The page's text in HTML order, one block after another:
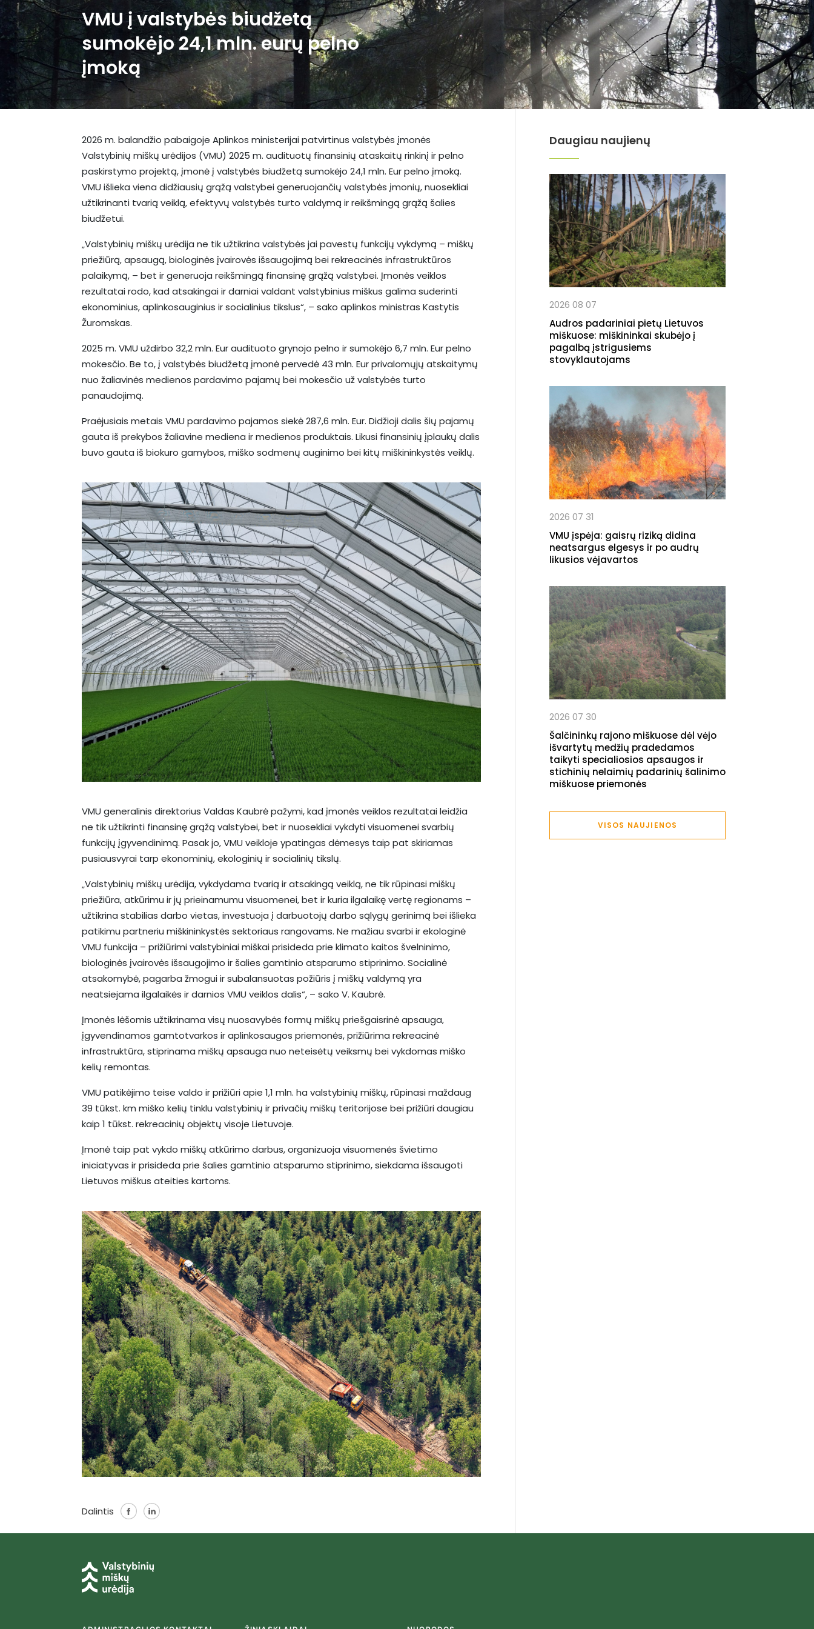
VMU į valstybės biudžetą
sumokėjo 24,1 mln. eurų pelno
įmoką
2026 m. balandžio pabaigoje Aplinkos ministerijai patvirtinus valstybės įmonės
Valstybinių miškų urėdijos (VMU) 2025 m. audituotų finansinių ataskaitų rinkinį ir pelno
paskirstymo projektą, įmonė į valstybės biudžetą sumokėjo 24,1 mln. Eur pelno įmoką.
VMU išlieka viena didžiausių grąžą valstybei generuojančių valstybės įmonių, nuosekliai
užtikrinanti tvarią veiklą, efektyvų valstybės turto valdymą ir reikšmingą grąžą šalies
biudžetui.
„Valstybinių miškų urėdija ne tik užtikrina valstybės jai pavestų funkcijų vykdymą – miškų
priežiūrą, apsaugą, biologinės įvairovės išsaugojimą bei rekreacinės infrastruktūros
palaikymą, – bet ir generuoja reikšmingą finansinę grąžą valstybei. Įmonės veiklos
rezultatai rodo, kad atsakingai ir darniai valdant valstybinius miškus galima suderinti
ekonominius, aplinkosauginius ir socialinius tikslus“, – sako aplinkos ministras Kastytis
Žuromskas.
2025 m. VMU uždirbo 32,2 mln. Eur audituoto grynojo pelno ir sumokėjo 6,7 mln. Eur pelno
mokesčio. Be to, į valstybės biudžetą įmonė pervedė 43 mln. Eur privalomųjų atskaitymų
nuo žaliavinės medienos pardavimo pajamų bei mokesčio už valstybės turto
panaudojimą.
Praėjusiais metais VMU pardavimo pajamos siekė 287,6 mln. Eur. Didžioji dalis šių pajamų
gauta iš prekybos žaliavine mediena ir medienos produktais. Likusi finansinių įplaukų dalis
buvo gauta iš biokuro gamybos, miško sodmenų auginimo bei kitų miškininkystės veiklų.
VMU generalinis direktorius Valdas Kaubrė pažymi, kad įmonės veiklos rezultatai leidžia
ne tik užtikrinti finansinę grąžą valstybei, bet ir nuosekliai vykdyti visuomenei svarbių
funkcijų įgyvendinimą. Pasak jo, VMU veikloje ypatingas dėmesys taip pat skiriamas
pusiausvyrai tarp ekonominių, ekologinių ir socialinių tikslų.
„Valstybinių miškų urėdija, vykdydama tvarią ir atsakingą veiklą, ne tik rūpinasi miškų
priežiūra, atkūrimu ir jų prieinamumu visuomenei, bet ir kuria ilgalaikę vertę regionams –
užtikrina stabilias darbo vietas, investuoja į darbuotojų darbo sąlygų gerinimą bei išlieka
patikimu partneriu miškininkystės sektoriaus rangovams. Ne mažiau svarbi ir ekologinė
VMU funkcija – prižiūrimi valstybiniai miškai prisideda prie klimato kaitos švelninimo,
biologinės įvairovės išsaugojimo ir šalies gamtinio atsparumo stiprinimo. Socialinė
atsakomybė, pagarba žmogui ir subalansuotas požiūris į miškų valdymą yra
neatsiejama ilgalaikės ir darnios VMU veiklos dalis“, – sako V. Kaubrė.
Įmonės lėšomis užtikrinama visų nuosavybės formų miškų priešgaisrinė apsauga,
įgyvendinamos gamtotvarkos ir aplinkosaugos priemonės, prižiūrima rekreacinė
infrastruktūra, stiprinama miškų apsauga nuo neteisėtų veiksmų bei vykdomas miško
kelių remontas.
VMU patikėjimo teise valdo ir prižiūri apie 1,1 mln. ha valstybinių miškų, rūpinasi maždaug
39 tūkst. km miško kelių tinklu valstybinių ir privačių miškų teritorijose bei prižiūri daugiau
kaip 1 tūkst. rekreacinių objektų visoje Lietuvoje.
Įmonė taip pat vykdo miškų atkūrimo darbus, organizuoja visuomenės švietimo
iniciatyvas ir prisideda prie šalies gamtinio atsparumo stiprinimo, siekdama išsaugoti
Lietuvos miškus ateities kartoms.
Dalintis
Daugiau naujienų
2026 08 07
Audros padariniai pietų Lietuvos
miškuose: miškininkai skubėjo į
pagalbą įstrigusiems
stovyklautojams
2026 07 31
VMU įspėja: gaisrų riziką didina
neatsargus elgesys ir po audrų
likusios vėjavartos
2026 07 30
Šalčininkų rajono miškuose dėl vėjo
išvartytų medžių pradedamos
taikyti specialiosios apsaugos ir
stichinių nelaimių padarinių šalinimo
miškuose priemonės
VISOS NAUJIENOS